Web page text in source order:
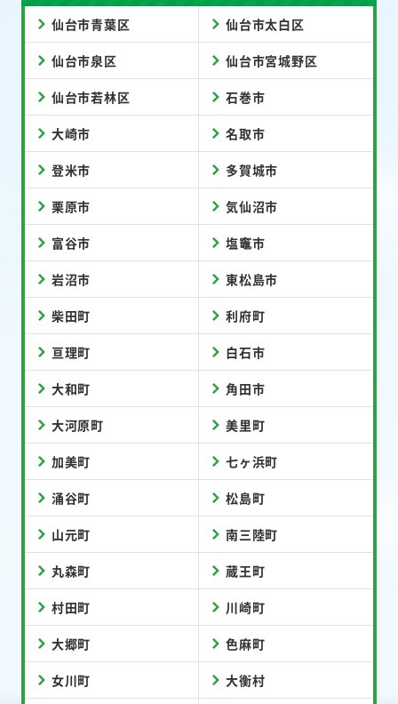
仙台市青葉区 仙台市太白区
仙台市泉区 仙台市宮城野区
仙台市若林区 石巻市
大崎市 名取市
登米市 多賀城市
栗原市 気仙沼市
富谷市 塩竈市
岩沼市 東松島市
柴田町 利府町
亘理町 白石市
大和町 角田市
大河原町 美里町
加美町 七ヶ浜町
涌谷町 松島町
山元町 南三陸町
丸森町 蔵王町
村田町 川崎町
大郷町 色麻町
女川町 大衡村